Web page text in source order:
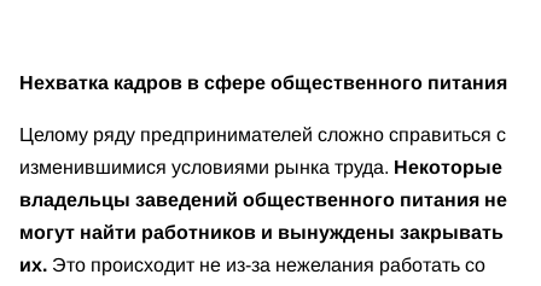
Нехватка кадров в сфере общественного питания
Целому ряду предпринимателей сложно справиться с
изменившимися условиями рынка труда. Некоторые
владельцы заведений общественного питания не
могут найти работников и вынуждены закрывать
их. Это происходит не из-за нежелания работать со